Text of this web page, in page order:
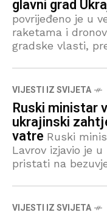
glavni grad
povrijeđeno je u
raketama i
gradske vlasti,
VIJESTI IZ SVIJETA
Ruski ministar
ukrajinski
vatre Ruski
Lavrov izjavio je
pristati na
Emmanuela
VIJESTI IZ SVIJETA